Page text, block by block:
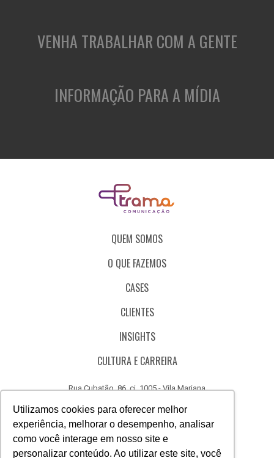
Utilizamos cookies para oferecer melhor
experiência, melhorar o desempenho, analisar
como você interage em nosso site e
personalizar conteúdo. Ao utilizar este site, você
VENHA TRABALHAR COM A GENTE
INFORMAÇÃO PARA A MÍDIA
QUEM SOMOS
O QUE FAZEMOS
CASES
CLIENTES
INSIGHTS
CULTURA E CARREIRA
Rua Cubatão, 86, cj. 1005 - Vila Mariana
CÓDIGO DE ÉTICA
CANAL DE DENÚNCIAS